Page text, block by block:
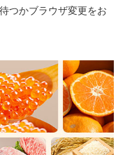
つかブラウザ変更をお